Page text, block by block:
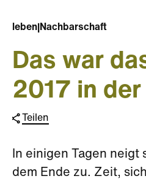
leben Nachbarschaft
Das war
2017 in
Teilen
In einigen Tagen neigt
dem Ende zu. Zeit,